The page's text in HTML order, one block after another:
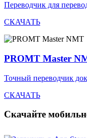
Переводчик для
СКАЧАТЬ
PROMT Master
Точный переводчик
СКАЧАТЬ
Скачайте